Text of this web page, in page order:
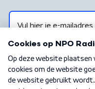
Algemene voorwaarden